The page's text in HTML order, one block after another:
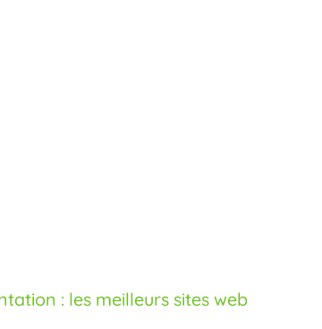
: les meilleurs sites web